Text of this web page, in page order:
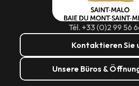
Tél. +33 (0)2 99 56
Kontaktieren Sie
Unsere Büros &